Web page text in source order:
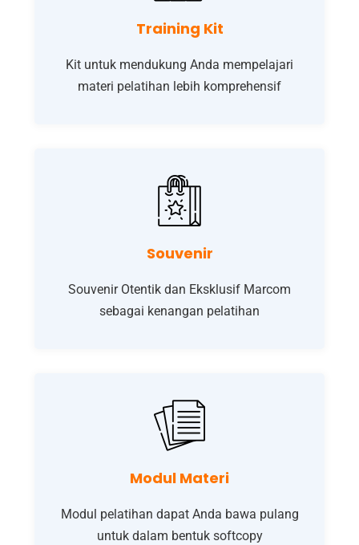
Training Kit
Kit untuk mendukung Anda mempelajari
materi pelatihan lebih komprehensif
Souvenir
Souvenir Otentik dan Eksklusif Marcom
sebagai kenangan pelatihan
Modul Materi
Modul pelatihan dapat Anda bawa pulang
untuk dalam bentuk softcopy